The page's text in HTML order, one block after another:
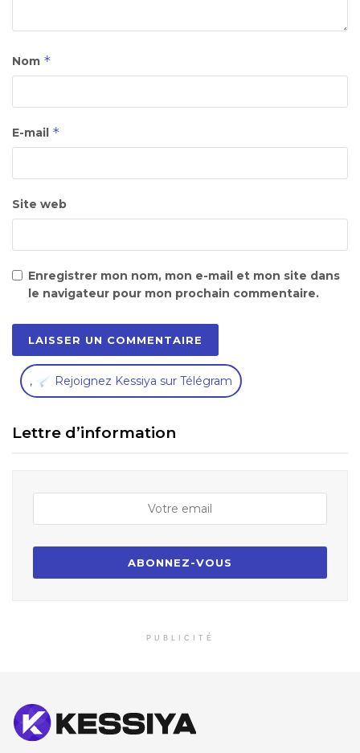
Nom *
E-mail *
Site web
Enregistrer mon nom, mon e-mail et mon site dans
le navigateur pour mon prochain commentaire.
, Rejoignez Kessiya sur Télégram
Lettre d’information
PUBLICITÉ